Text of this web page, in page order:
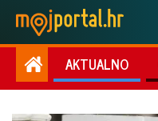
AKTUALNO